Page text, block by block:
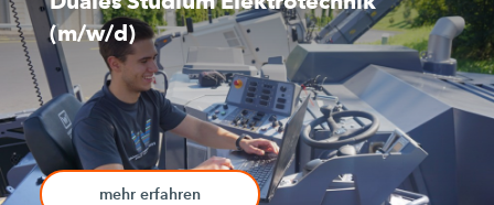
(m/w/d)
mehr erfahren